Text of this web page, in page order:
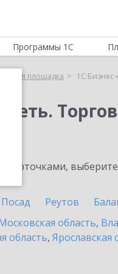
Программы 1С
площадка
сеть.
Реутов
область,
область, Ярославская